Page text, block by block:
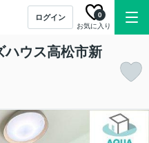
ログイン
お気に入り
0
ハウス高松市新